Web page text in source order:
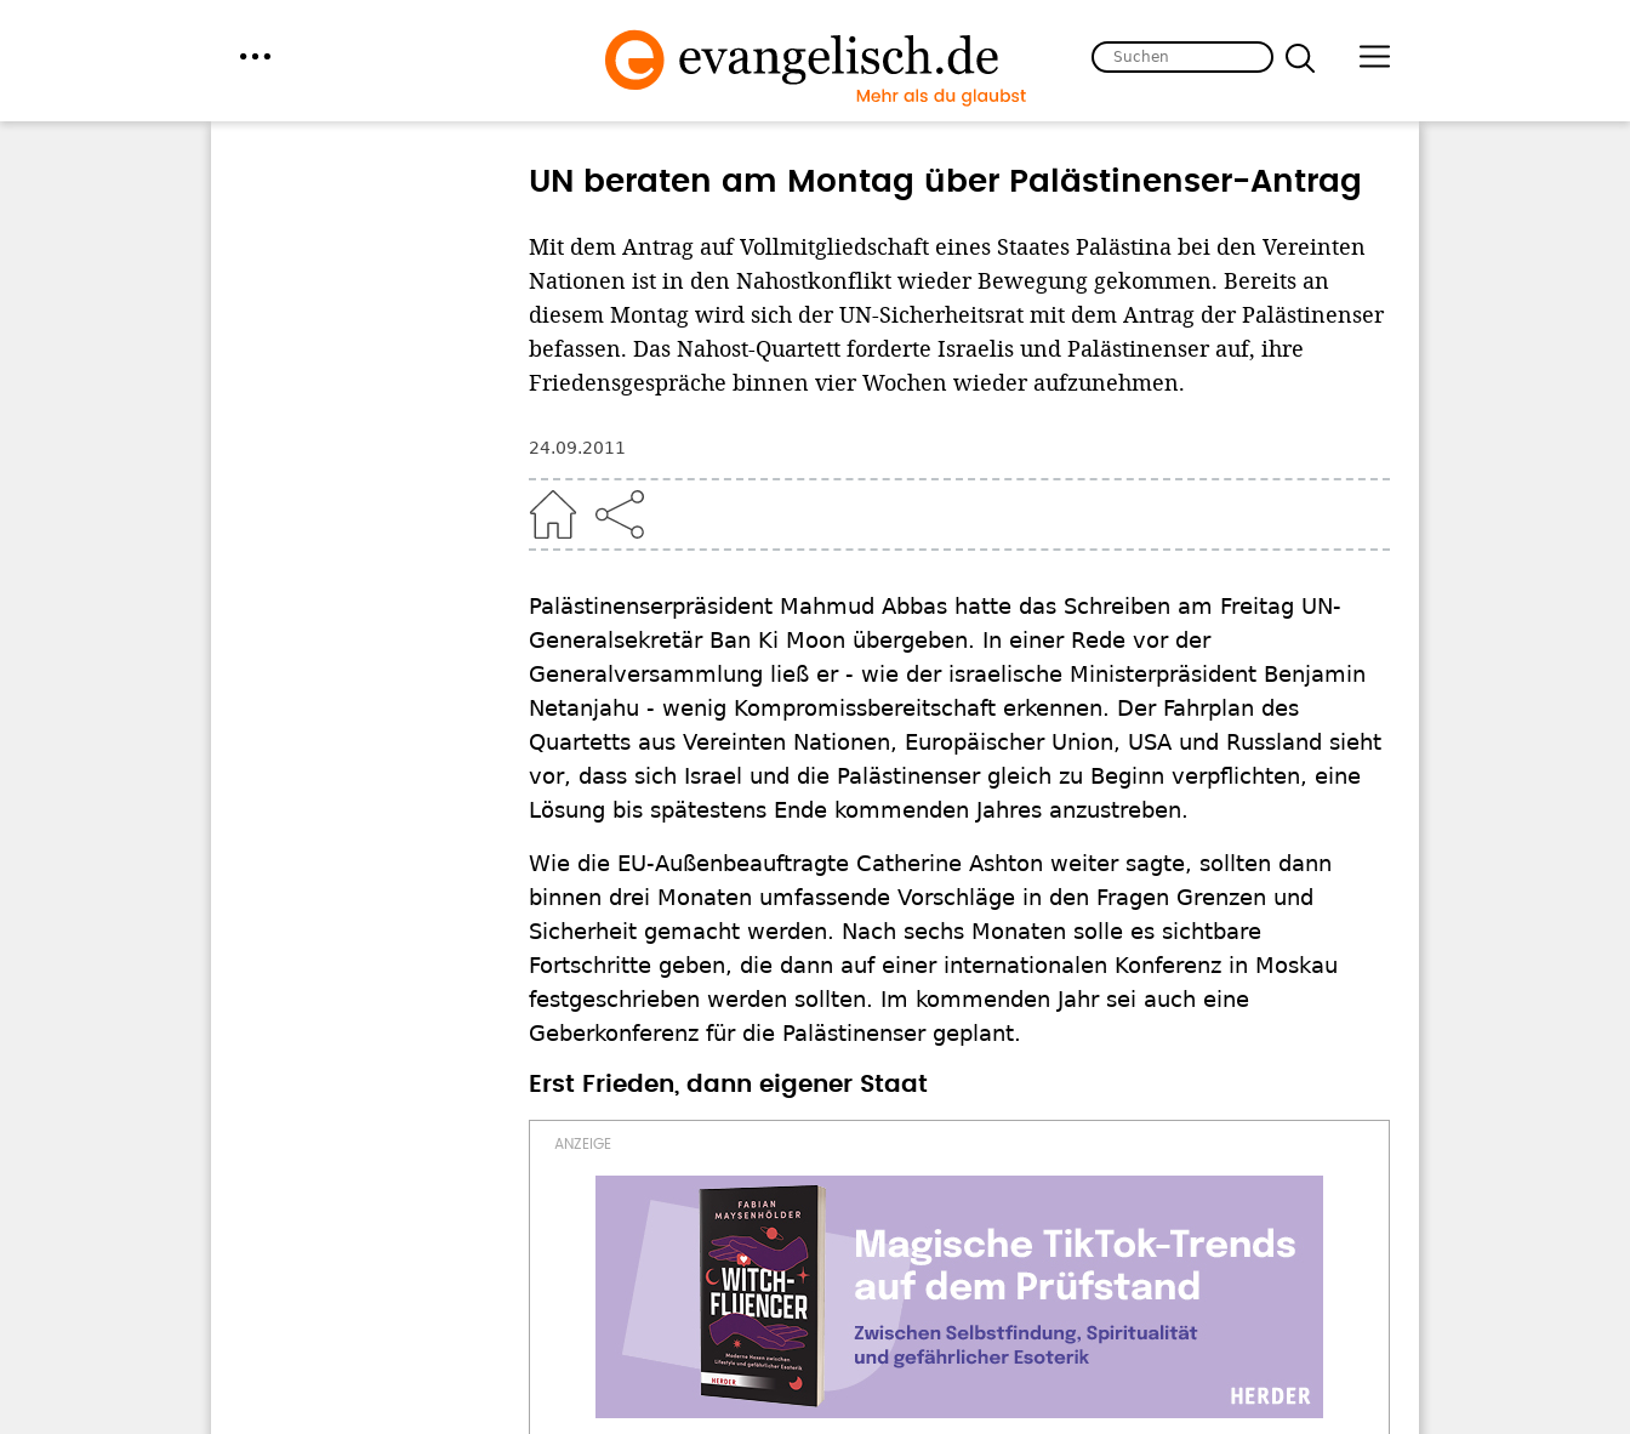
UN beraten am Montag über Palästinenser-Antrag
Mit dem Antrag auf Vollmitgliedschaft eines Staates Palästina bei den Vereinten
Nationen ist in den Nahostkonflikt wieder Bewegung gekommen. Bereits an
diesem Montag wird sich der UN-Sicherheitsrat mit dem Antrag der Palästinenser
befassen. Das Nahost-Quartett forderte Israelis und Palästinenser auf, ihre
Friedensgespräche binnen vier Wochen wieder aufzunehmen.
24.09.2011
Palästinenserpräsident Mahmud Abbas hatte das Schreiben am Freitag UN-
Generalsekretär Ban Ki Moon übergeben. In einer Rede vor der
Generalversammlung ließ er - wie der israelische Ministerpräsident Benjamin
Netanjahu - wenig Kompromissbereitschaft erkennen. Der Fahrplan des
Quartetts aus Vereinten Nationen, Europäischer Union, USA und Russland sieht
vor, dass sich Israel und die Palästinenser gleich zu Beginn verpflichten, eine
Lösung bis spätestens Ende kommenden Jahres anzustreben.
Wie die EU-Außenbeauftragte Catherine Ashton weiter sagte, sollten dann
binnen drei Monaten umfassende Vorschläge in den Fragen Grenzen und
Sicherheit gemacht werden. Nach sechs Monaten solle es sichtbare
Fortschritte geben, die dann auf einer internationalen Konferenz in Moskau
festgeschrieben werden sollten. Im kommenden Jahr sei auch eine
Geberkonferenz für die Palästinenser geplant.
Erst Frieden, dann eigener Staat